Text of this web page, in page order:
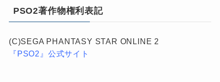
PSO2著作物権利表記
(C)SEGA PHANTASY STAR ONLINE 2
『PSO2』公式サイト